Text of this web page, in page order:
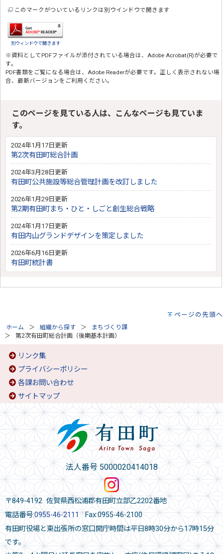
このマークがついているリンクは別ウインドウで開きます
別ウィンドウで開きます
※資料としてPDFファイルが添付されている場合は、 Adobe Acrobat(R)が必要で
す。
PDF書類をご覧になる場合は、 Adobe Readerが必要です。正しく表示されない場
合、最新バージョンをご利用ください。
このページを見ている人は、こんなページも見ていま
す。
2024年1月17日更新
第2次有田町総合計画
2024年3月28日更新
有田町公共施設等総合管理計画を改訂しました
2026年1月29日更新
第2期有田町まち・ひと・しごと創生総合戦略
2024年1月17日更新
有田内山グランドデザインを策定しました
2026年6月16日更新
有田町統計書
ページの先頭へ
ホーム 組織から探す
まちづくり課
第2次有田町総合計画（後期基本計画）
リンク集
プライバシーポリシー
各課お問い合わせ
サイトマップ
法人番号 5000020414018
〒849-4192 佐賀県西松浦郡有田町立部乙2202番地
電話番号:0955-46-2111 Fax:0955-46-2100
有田町役場と東出張所の窓口開庁時間は平日8時30分から17時15分
です。